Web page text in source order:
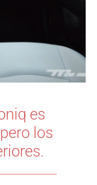
es
los